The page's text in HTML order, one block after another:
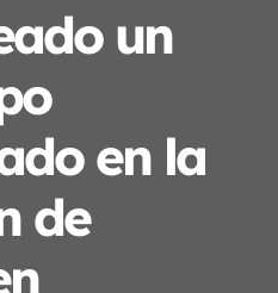
un
en la
de